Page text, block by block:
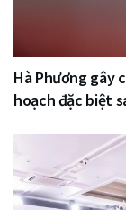
Hà Phương gây
hoạch đặc biệt